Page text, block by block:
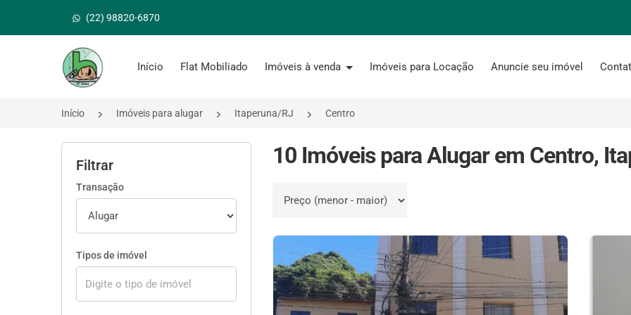
(22) 98820-6870
Página inicial
Início Flat Mobiliado Imóveis à venda Imóveis para Locação Anuncie seu imóvel
Início Imóveis para alugar Itaperuna/RJ Centro
Filtrar
Transação
Tipos de imóvel
10 Imóveis para Alugar em Centro,
Ordenar por